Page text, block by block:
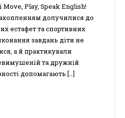
Move, Play, Speak English!
долучилися до
естафет та спортивних
завдань діти не
а й практикували
та дружній
допомагають […]